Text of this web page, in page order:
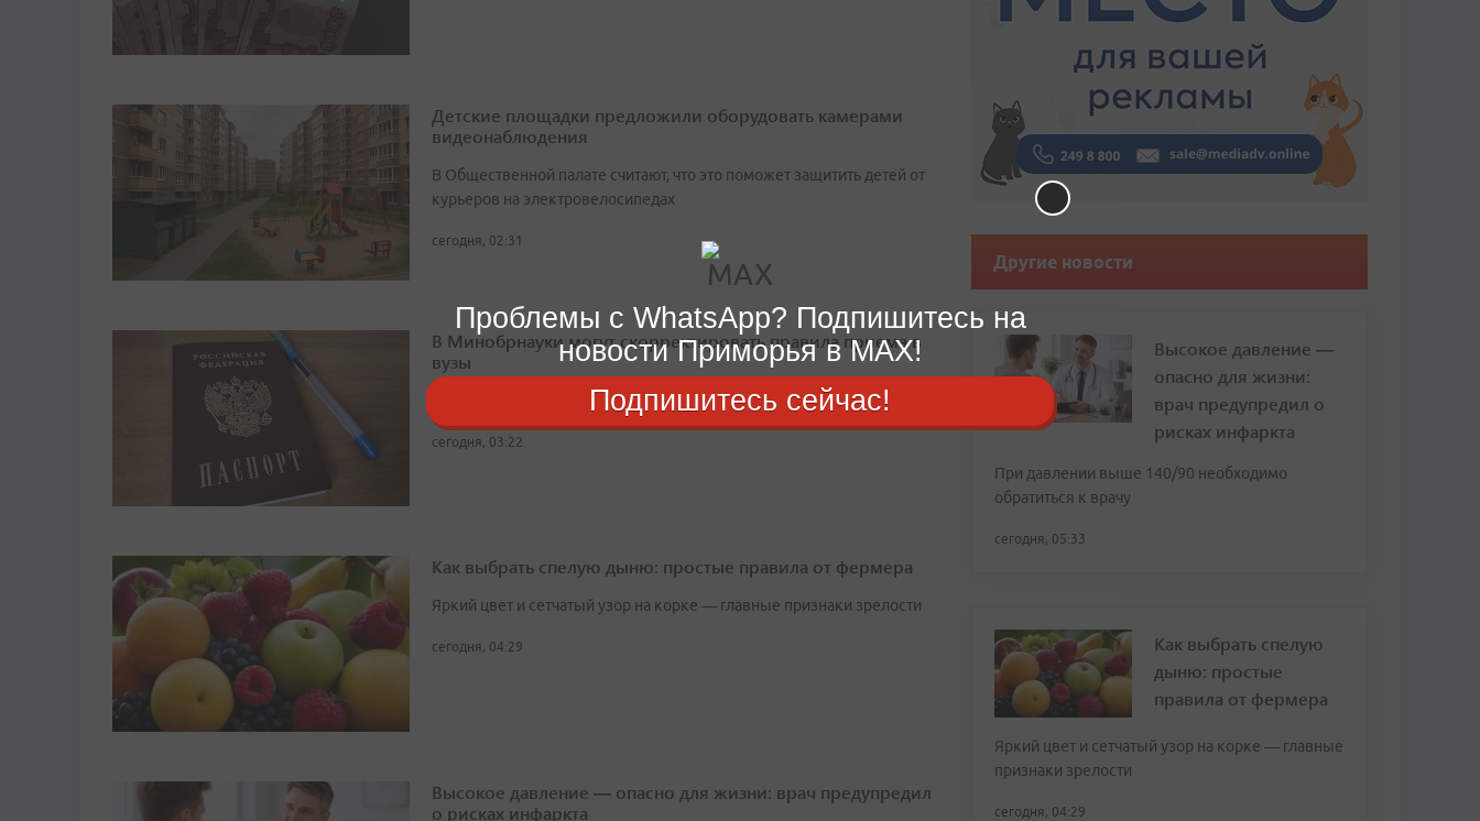
Детские площадки предложили оборудовать камерами
видеонаблюдения
В Общественной палате считают, что это поможет защитить детей от
курьеров на электровелосипедах
сегодня, 02:31
В Минобрнауки могут скорректировать правила приема в
вузы
Среди обсуждаемых вариантов — квоты для победителей олимпиад
сегодня, 03:22
Как выбрать спелую дыню: простые правила от фермера
Яркий цвет и сетчатый узор на корке — главные признаки зрелости
сегодня, 04:29
Высокое давление — опасно для жизни: врач предупредил
о рисках инфаркта
Другие новости
Высокое давление —
опасно для жизни:
врач предупредил о
рисках инфаркта
При давлении выше 140/90 необходимо
обратиться к врачу
сегодня, 05:33
Как выбрать спелую
дыню: простые
правила от фермера
Яркий цвет и сетчатый узор на корке — главные
признаки зрелости
сегодня, 04:29
Проблемы с WhatsApp? Подпишитесь на
новости Приморья в MAX!
Подпишитесь сейчас!